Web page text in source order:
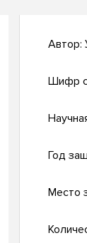
Автор:
Шифр
Год
Место